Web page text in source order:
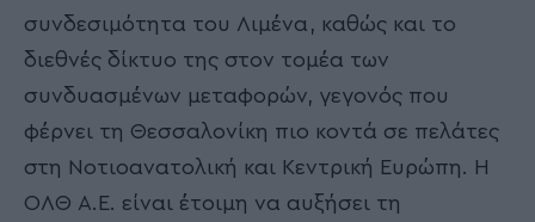
συνδεσιμότητα του Λιμένα, καθώς και το
διεθνές δίκτυο της στον τομέα των
συνδυασμένων μεταφορών, γεγονός που
φέρνει τη Θεσσαλονίκη πιο κοντά σε πελάτες
στη Νοτιοανατολική και Κεντρική Ευρώπη. Η
ΟΛΘ Α.Ε. είναι έτοιμη να αυξήσει τη